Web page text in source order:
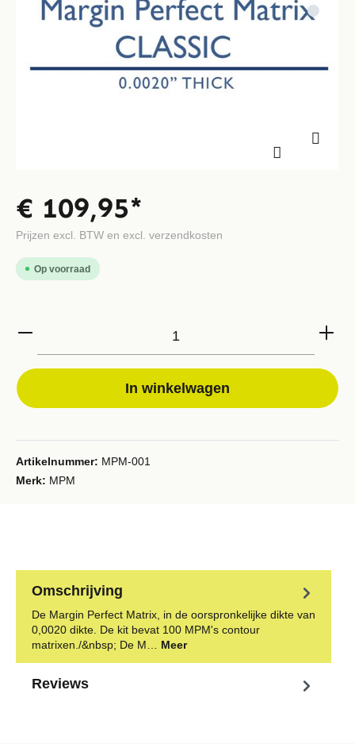
€ 109,95*
Prijzen excl. BTW en excl. verzendkosten
Op voorraad
In winkelwagen
Artikelnummer: MPM-001
Merk: MPM
Omschrijving
De Margin Perfect Matrix, in de oorspronkelijke dikte van
0,0020 dikte. De kit bevat 100 MPM's contour
matrixen./&nbsp; De M… Meer
Reviews